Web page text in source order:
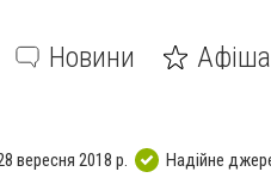
Новини Афіша
вересня 2018 р. Надійне